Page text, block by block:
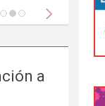
Siguiente
a